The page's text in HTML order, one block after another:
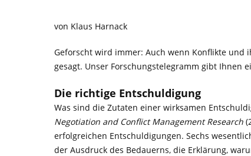
von Klaus Harnack
Geforscht wird immer: Auch wenn Konflikte und
gesagt. Unser Forschungstelegramm gibt Ihnen
Die richtige Entschuldigung
Was sind die Zutaten einer wirksamen
Negotiation and Conflict Management Research
erfolgreichen Entschuldigungen. Sechs
der Ausdruck des Bedauerns, die Erklärung,